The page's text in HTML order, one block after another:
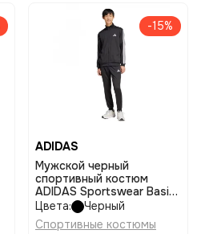
-15%
ADIDAS
Мужской черный
спортивный костюм
ADIDAS Sportswear Basic
3-Stripes French Terry
Track Suit размер l
Цвета:
Черный
Спортивные костюмы